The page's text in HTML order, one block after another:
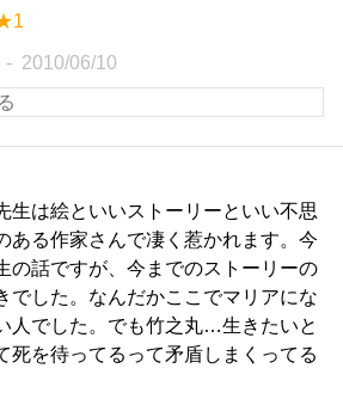
2010/06/10
生は絵といいストーリーといい不思
ある作家さんで凄く惹かれます。今
の話ですが、今までのストーリーの
でした。なんだかここでマリアにな
人でした。でも竹之丸…生きたいと
死を待ってるって矛盾しまくってる